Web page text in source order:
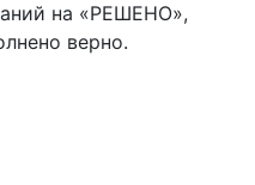
на «РЕШЕНО»,
верно.